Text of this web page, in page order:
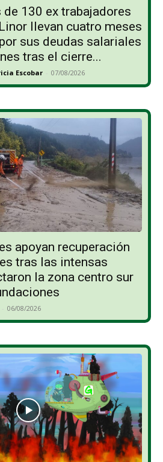
130 ex trabajadores
llevan cuatro meses
sus deudas salariales
tras el cierre...
Escobar - 07/08/2026
apoyan recuperación
tras las intensas
la zona centro sur
- 06/08/2026